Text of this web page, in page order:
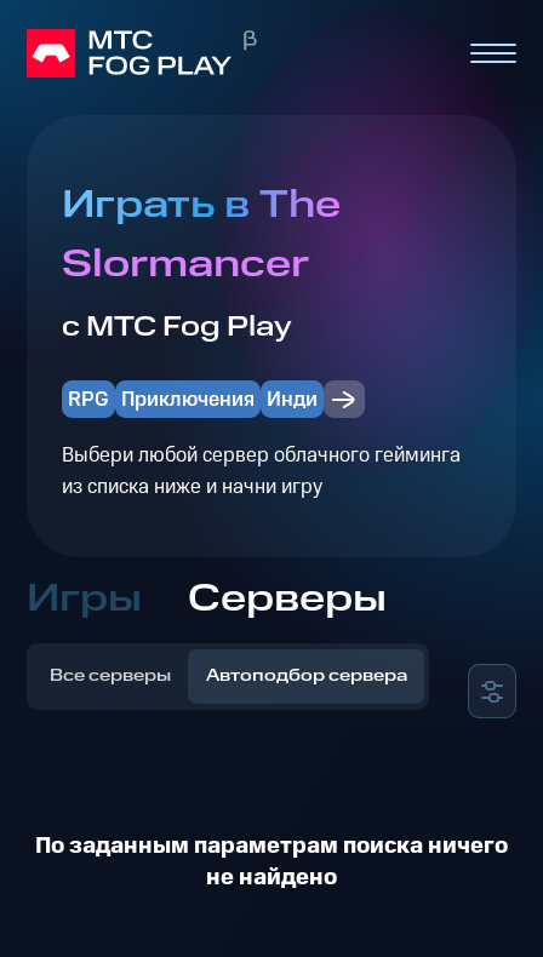
Играть в The
Slormancer
с МТС Fog Play
RPG Приключения Инди
Выбери любой сервер облачного гейминга
из списка ниже и начни игру
Игры Серверы
Все серверы Автоподбор сервера
По заданным параметрам поиска ничего
не найдено